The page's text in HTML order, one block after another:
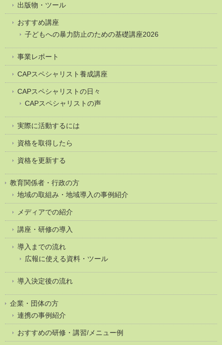
出版物・ツール
おすすめ講座
子どもへの暴力防止のための基礎講座2026
事業レポート
CAPスペシャリスト養成講座
CAPスペシャリストの日々
CAPスペシャリストの声
実際に活動するには
資格を取得したら
資格を更新する
教育関係者・行政の方
地域の取組み・地域導入の事例紹介
メディアでの紹介
講座・研修の導入
導入までの流れ
広報に使える資料・ツール
導入決定後の流れ
企業・団体の方
連携の事例紹介
おすすめの研修・講習/メニュー例